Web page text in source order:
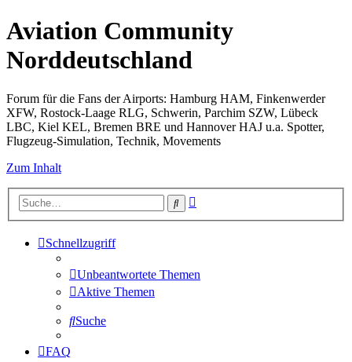
Aviation Community
Norddeutschland
Forum für die Fans der Airports: Hamburg HAM, Finkenwerder
XFW, Rostock-Laage RLG, Schwerin, Parchim SZW, Lübeck
LBC, Kiel KEL, Bremen BRE und Hannover HAJ u.a. Spotter,
Flugzeug-Simulation, Technik, Movements
Zum Inhalt
Suche
Schnellzugriff
Unbeantwortete Themen
Aktive Themen
Suche
FAQ